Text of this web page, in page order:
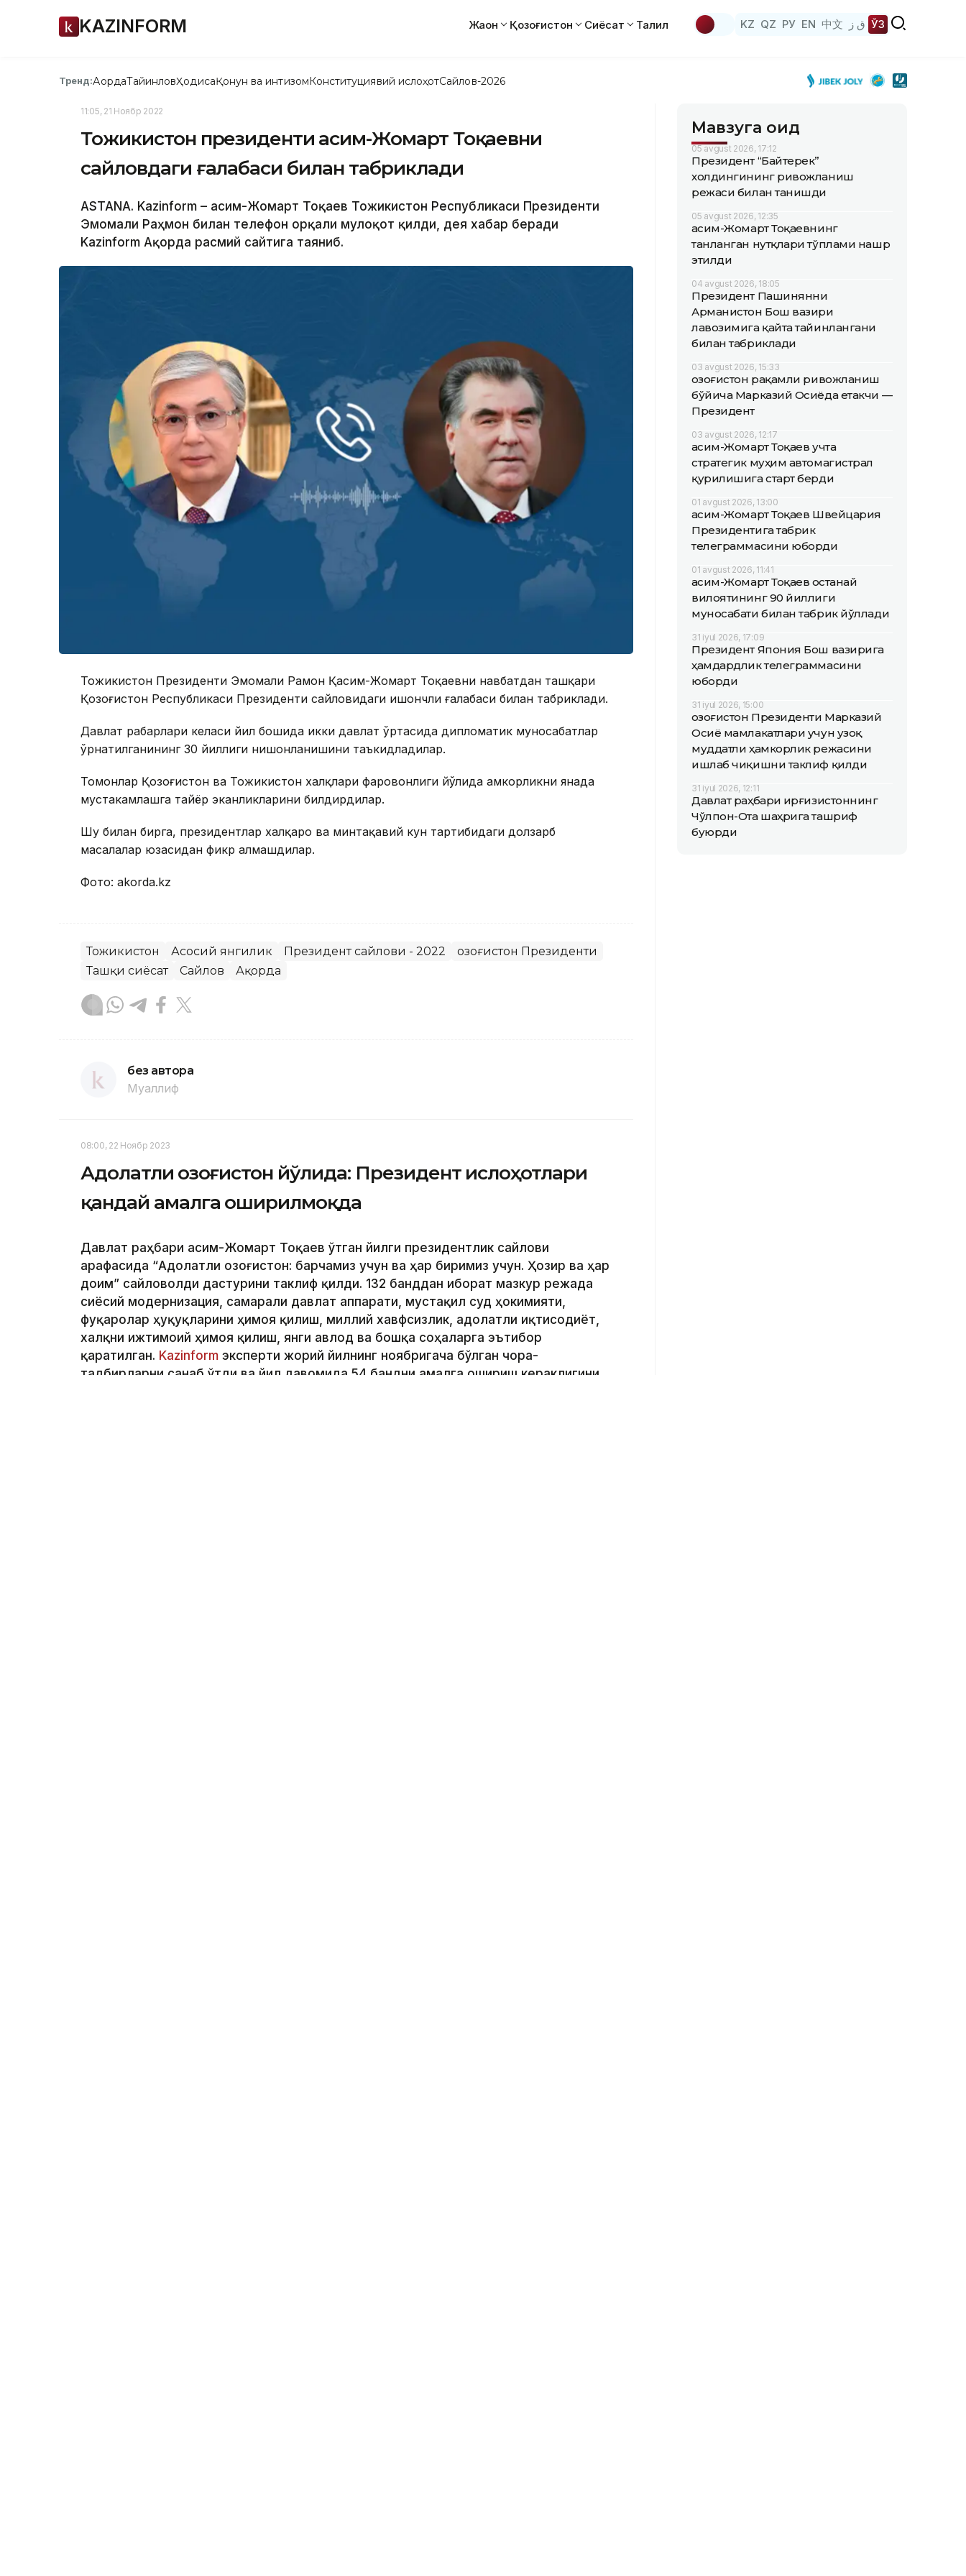
KAZINFORM Жаҳон Қозоғистон Сиёсат Таҳлил KZ QZ РУ EN 中文 ق ز ЎЗ
Тренд:АқордаТайинловҲодисаҚонун ва интизомКонституциявий ислоҳотСайлов-2026
11:05, 21 Ноябр 2022
Тожикистон президенти Қасим-Жомарт Тоқаевни
сайловдаги ғалабаси билан табриклади
ASTANA. Kazinform – Қасим-Жомарт Тоқаев Тожикистон Республикаси Президенти
Эмомали Раҳмон билан телефон орқали мулоқот қилди, дея хабар беради
Kazinform Ақорда расмий сайтига таяниб.
Тожикистон Президенти Эмомали Раҳмон Қасим-Жомарт Тоқаевни навбатдан ташқари
Қозоғистон Республикаси Президенти сайловидаги ишончли ғалабаси билан табриклади.
Давлат раҳбарлари келаси йил бошида икки давлат ўртасида дипломатик муносабатлар
ўрнатилганининг 30 йиллиги нишонланишини таъкидладилар.
Томонлар Қозоғистон ва Тожикистон халқлари фаровонлиги йўлида ҳамкорликни янада
мустаҳкамлашга тайёр эканликларини билдирдилар.
Шу билан бирга, президентлар халқаро ва минтақавий кун тартибидаги долзарб
масалалар юзасидан фикр алмашдилар.
Фото: akorda.kz
Тожикистон Асосий янгилик Президент сайлови - 2022
Қозоғистон Президенти
Ташқи сиёсат
Сайлов Ақорда
без автора
Муаллиф
08:00, 22 Ноябр 2023
Адолатли Қозоғистон йўлида: Президент ислоҳотлари
қандай амалга оширилмоқда
Давлат раҳбари Қасим-Жомарт Тоқаев ўтган йилги президентлик сайлови
арафасида “Адолатли Қозоғистон: барчамиз учун ва ҳар биримиз учун. Ҳозир ва ҳар
доим” сайловолди дастурини таклиф қилди. 132 банддан иборат мазкур режада
сиёсий модернизация, самарали давлат аппарати, мустақил суд ҳокимияти,
фуқаролар ҳуқуқларини ҳимоя қилиш, миллий хавфсизлик, адолатли иқтисодиёт,
халқни ижтимоий ҳимоя қилиш, янги авлод ва бошқа соҳаларга эътибор
қаратилган. Kazinform эксперти жорий йилнинг ноябригача бўлган чора-
тадбирларни санаб ўтди ва йил давомида 54 бандни амалга ошириш кераклигини
Мавзуга оид
05 avgust 2026, 17:12
Президент “Байтерек”
холдингининг ривожланиш
режаси билан танишди
05 avgust 2026, 12:35
Қасим-Жомарт Тоқаевнинг
танланган нутқлари тўплами нашр
этилди
04 avgust 2026, 18:05
Президент Пашинянни
Арманистон Бош вазири
лавозимига қайта тайинлангани
билан табриклади
03 avgust 2026, 15:33
Қозоғистон рақамли ривожланиш
бўйича Марказий Осиёда етакчи —
Президент
03 avgust 2026, 12:17
Қасим-Жомарт Тоқаев учта
стратегик муҳим автомагистрал
қурилишига старт берди
01 avgust 2026, 13:00
Қасим-Жомарт Тоқаев Швейцария
Президентига табрик
телеграммасини юборди
01 avgust 2026, 11:41
Қасим-Жомарт Тоқаев Қостанай
вилоятининг 90 йиллиги
муносабати билан табрик йўллади
31 iyul 2026, 17:09
Президент Япония Бош вазирига
ҳамдардлик телеграммасини
юборди
31 iyul 2026, 15:00
Қозоғистон Президенти Марказий
Осиё мамлакатлари учун узоқ
муддатли ҳамкорлик режасини
ишлаб чиқишни таклиф қилди
31 iyul 2026, 12:11
Давлат раҳбари Қирғизистоннинг
Чўлпон-Ота шаҳрига ташриф
буюрди